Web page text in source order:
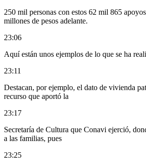
250 mil personas con estos 62 mil 865
millones de pesos adelante.
23:06
Aquí están unos ejemplos de lo que se ha
23:11
Destacan, por ejemplo, el dato de vivienda
recurso que aportó la
23:17
Secretaría de Cultura que Conavi ejerció,
a las familias, pues
23:25